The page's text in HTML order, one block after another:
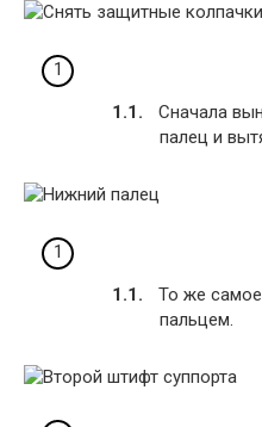
Сначала
палец и
То же
пальцем.